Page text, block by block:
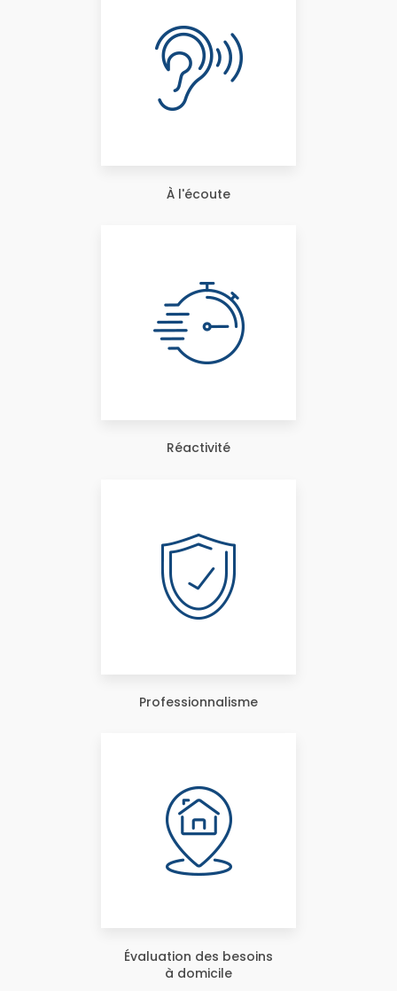
À l'écoute
Réactivité
Professionnalisme
Évaluation des besoins
à domicile